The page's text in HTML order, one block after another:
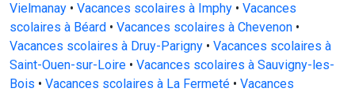
Vielmanay • Vacances scolaires à Imphy • Vacances
scolaires à Béard • Vacances scolaires à Chevenon •
Vacances scolaires à Druy-Parigny • Vacances scolaires à
Saint-Ouen-sur-Loire • Vacances scolaires à Sauvigny-les-
Bois • Vacances scolaires à La Fermeté • Vacances